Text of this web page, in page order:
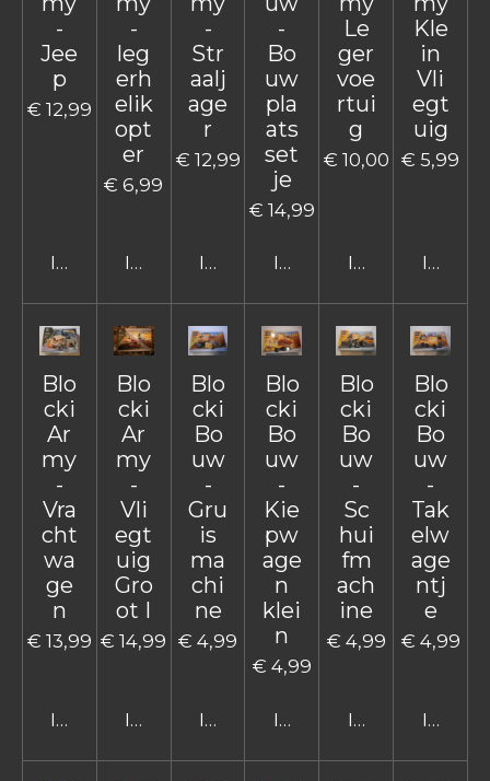
-
Jee
p
€ 12,99
In winkelwagen
-
leg
erh
elik
opt
er
€ 6,99
In winkelwagen
-
Str
aalj
age
r
€ 12,99
In winkelwagen
-
Bo
uw
pla
ats
set
je
€ 14,99
In winkelwagen
Le
ger
voe
rtui
g
€ 10,00
In
Kle
in
Vli
egt
uig
€ 5,99
In
Blo
cki
Ar
my
-
Vra
cht
wa
ge
n
€ 13,99
In winkelwagen
Blo
cki
Ar
my
-
Vli
egt
uig
Gro
ot I
€ 14,99
In winkelwagen
Blo
cki
Bo
uw
-
Gru
is
ma
chi
ne
€ 4,99
In winkelwagen
Blo
cki
Bo
uw
-
Kie
pw
age
n
klei
n
€ 4,99
In winkelwagen
Blo
cki
Bo
uw
-
Sc
hui
fm
ach
ine
€ 4,99
In
Blo
cki
Bo
uw
-
Tak
elw
age
ntj
e
€ 4,99
In